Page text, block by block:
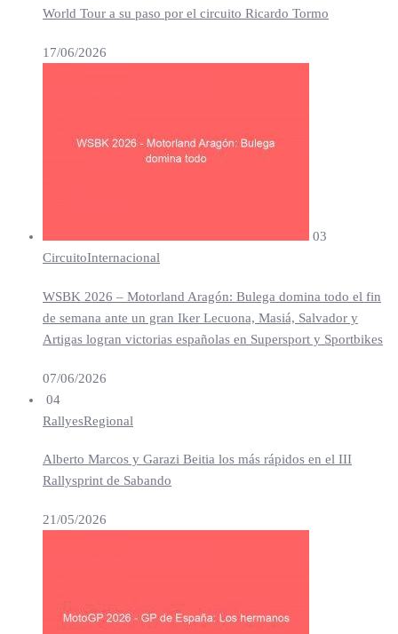
World Tour a su paso por el circuito Ricardo Tormo
17/06/2026
03
CircuitoInternacional
WSBK 2026 – Motorland Aragón: Bulega domina todo el fin
de semana ante un gran Iker Lecuona, Masiá, Salvador y
Artigas logran victorias españolas en Supersport y Sportbikes
07/06/2026
04
RallyesRegional
Alberto Marcos y Garazi Beitia los más rápidos en el III
Rallysprint de Sabando
21/05/2026